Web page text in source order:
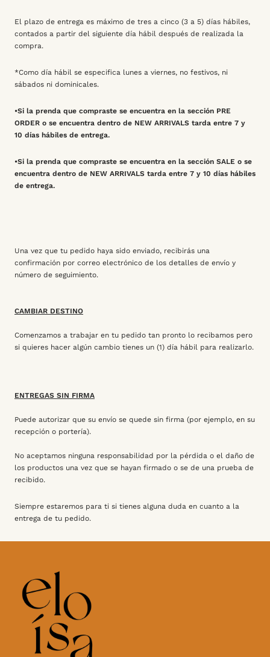
El plazo de entrega es máximo de tres a cinco (3 a 5) días hábiles,
contados a partir del siguiente día hábil después de realizada la
compra.
*Como día hábil se especifica lunes a viernes, no festivos, ni
sábados ni dominicales.
•Si la prenda que compraste se encuentra en la sección PRE
ORDER o se encuentra dentro de NEW ARRIVALS tarda entre 7 y
10 días hábiles de entrega.
•Si la prenda que compraste se encuentra en la sección SALE o se
encuentra dentro de NEW ARRIVALS tarda entre 7 y 10 días hábiles
de entrega.
Una vez que tu pedido haya sido enviado, recibirás una
confirmación por correo electrónico de los detalles de envío y
número de seguimiento.
CAMBIAR DESTINO
Comenzamos a trabajar en tu pedido tan pronto lo recibamos pero
si quieres hacer algún cambio tienes un (1) día hábil para realizarlo.
ENTREGAS SIN FIRMA
Puede autorizar que su envío se quede sin firma (por ejemplo, en su
recepción o portería).
No aceptamos ninguna responsabilidad por la pérdida o el daño de
los productos una vez que se hayan firmado o se de una prueba de
recibido.
Siempre estaremos para ti si tienes alguna duda en cuanto a la
entrega de tu pedido.